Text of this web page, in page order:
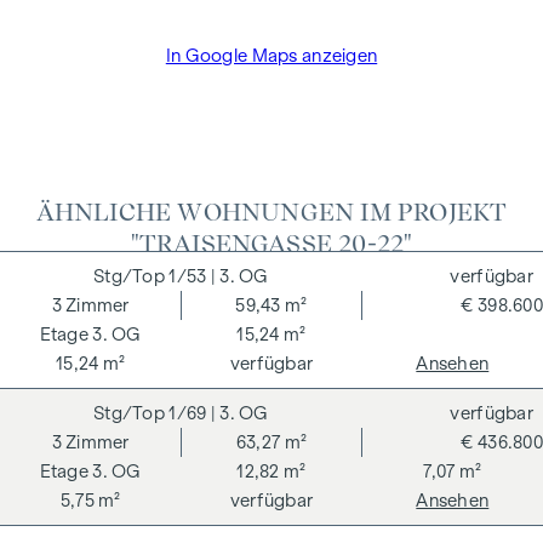
In Google Maps anzeigen
ÄHNLICHE WOHNUNGEN IM PROJEKT
"TRAISENGASSE 20-22"
1/53 | 3. OG
3. OG
3 Zimmer
59,43 m²
15,24 m²
15,24 m²
€ 398.600
verfügbar
verfügbar
Ansehen
1/69 | 3. OG
3. OG
3 Zimmer
63,27 m²
12,82 m²
7,07 m²
5,75 m²
€ 436.800
verfügbar
verfügbar
Ansehen